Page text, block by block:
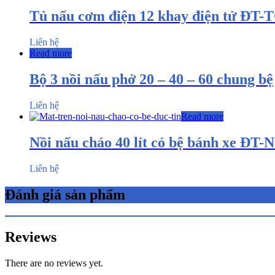
Tủ nấu cơm điện 12 khay điện tử ĐT-
Liên hệ
Read more
Bộ 3 nồi nấu phở 20 – 40 – 60 chung bệ
Liên hệ
Read more
Nồi nấu cháo 40 lít có bệ bánh xe ĐT-
Liên hệ
Đánh giá sản phẩm
Reviews
There are no reviews yet.